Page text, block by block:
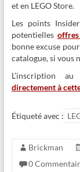
et en LEGO Store.
Les points
potentielles
bonne excuse
catalogue, si vous
L’inscription
directement à
Étiqueté avec :
Brickman
0